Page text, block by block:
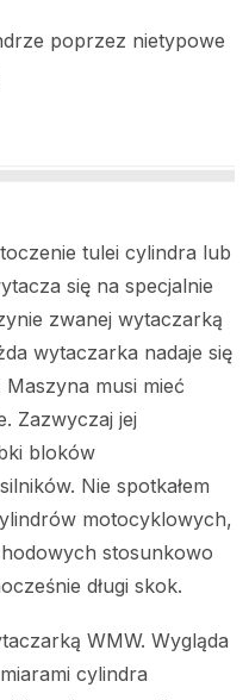
poprzez nietypowe
tulei cylindra lub
się na specjalnie
zwanej wytaczarką
wytaczarka nadaje się
musi mieć
Zazwyczaj jej
bloków
Nie spotkałem
motocyklowych,
stosunkowo
długi skok.
WMW. Wygląda
cylindra